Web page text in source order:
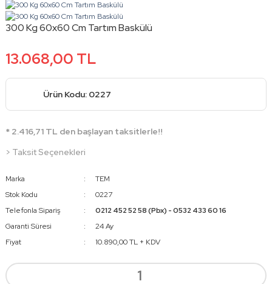
300 Kg 60x60 Cm Tartım Baskülü
13.068,00 TL
Ürün Kodu: 0227
* 2.416,71 TL den başlayan taksitlerle!!
> Taksit Seçenekleri
Marka
TEM
Stok Kodu
0227
Telefonla Sipariş
0212 452 52 58 (Pbx) - 0532 433 60 16
Garanti Süresi
24 Ay
Fiyat
10.890,00 TL + KDV